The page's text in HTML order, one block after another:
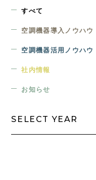
すべて
空調機器導入ノウハウ
空調機器活用ノウハウ
社内情報
お知らせ
SELECT YEAR